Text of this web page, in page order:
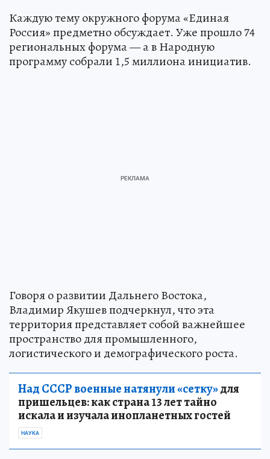
Каждую тему окружного форума «Единая
Россия» предметно обсуждает. Уже прошло 74
региональных форума — а в Народную
программу собрали 1,5 миллиона инициатив.
Говоря о развитии Дальнего Востока,
Владимир Якушев подчеркнул, что эта
территория представляет собой важнейшее
пространство для промышленного,
логистического и демографического роста.
Над СССР военные натянули «сетку»для
пришельцев: как страна 13 лет тайно
искала и изучала инопланетных гостей
НАУКА